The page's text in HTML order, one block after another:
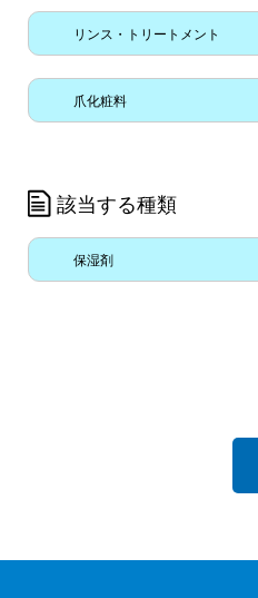
リンス・トリートメント
爪化粧料
該当する種類
保湿剤